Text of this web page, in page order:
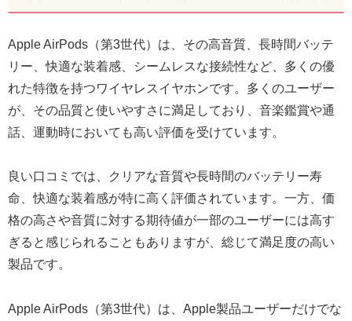
Apple AirPods（第3世代）は、その高音質、長時間バッテ
リー、快適な装着感、シームレスな接続性など、多くの優
れた特徴を持つワイヤレスイヤホンです。多くのユーザー
が、その品質と使いやすさに満足しており、音楽鑑賞や通
話、運動時においても高い評価を受けています。
良い口コミでは、クリアな音質や長時間のバッテリー寿
命、快適な装着感が特に高く評価されています。一方、価
格の高さや音質に対する期待値が一部のユーザーには高す
ぎると感じられることもありますが、総じて満足度の高い
製品です。
Apple AirPods（第3世代）は、Apple製品ユーザーだけでな